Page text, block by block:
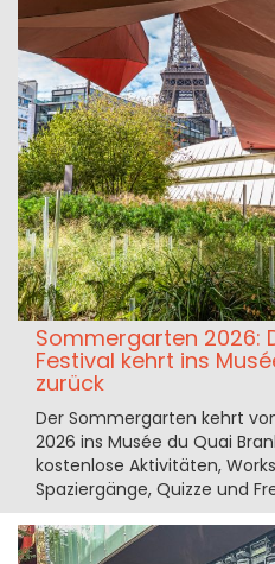
Sommergarten 2026:
Festival kehrt ins
zurück
Der Sommergarten kehrt
2026 ins Musée du Quai
kostenlose Aktivitäten,
Spaziergänge, Quizze und